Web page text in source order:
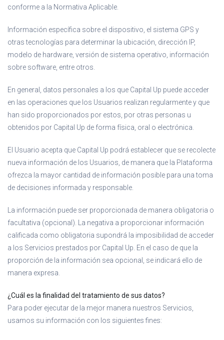
conforme a la Normativa Aplicable.
Información específica sobre el dispositivo, el sistema GPS y
otras tecnologías para determinar la ubicación, dirección IP,
modelo de hardware, versión de sistema operativo, información
sobre software, entre otros.
En general, datos personales a los que Capital Up puede acceder
en las operaciones que los Usuarios realizan regularmente y que
han sido proporcionados por estos, por otras personas u
obtenidos por Capital Up de forma física, oral o electrónica.
El Usuario acepta que Capital Up podrá establecer que se recolecte
nueva información de los Usuarios, de manera que la Plataforma
ofrezca la mayor cantidad de información posible para una toma
de decisiones informada y responsable.
La información puede ser proporcionada de manera obligatoria o
facultativa (opcional). La negativa a proporcionar información
calificada como obligatoria supondrá la imposibilidad de acceder
a los Servicios prestados por Capital Up. En el caso de que la
proporción de la información sea opcional, se indicará ello de
manera expresa.
¿Cuál es la finalidad del tratamiento de sus datos?
Para poder ejecutar de la mejor manera nuestros Servicios,
usamos su información con los siguientes fines: